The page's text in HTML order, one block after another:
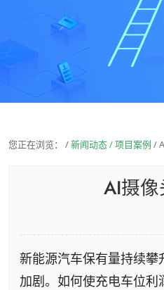
您正在浏览： /新闻动态 /项目案例 /
AI摄
新能源汽车保有量持续攀
加剧。如何使充电车位